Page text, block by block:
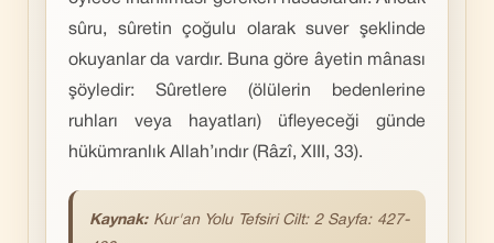
sûru, sûretin çoğulu olarak suver şeklinde
okuyanlar da vardır. Buna göre âyetin mânası
şöyledir: Sûretlere (ölülerin bedenlerine
ruhları veya hayatları) üfleyeceği günde
hükümranlık Allah’ındır (Râzî, XIII, 33).
Kaynak: Kur'an Yolu Tefsiri Cilt: 2 Sayfa: 427-